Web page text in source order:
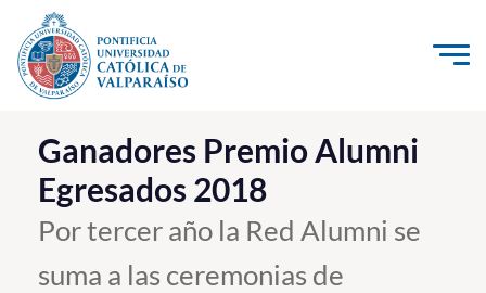
Click acá para ir directamente al contenido
La Universidad
Investigación, Creación e Innovación
PUCV Internacional
Vinculación con el Medio
Ganadores Premio Alumni
Egresados 2018
Por tercer año la Red Alumni se
suma a las ceremonias de